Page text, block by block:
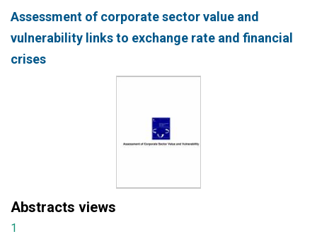
Assessment of corporate sector value and
vulnerability links to exchange rate and financial
crises
Abstracts views
1